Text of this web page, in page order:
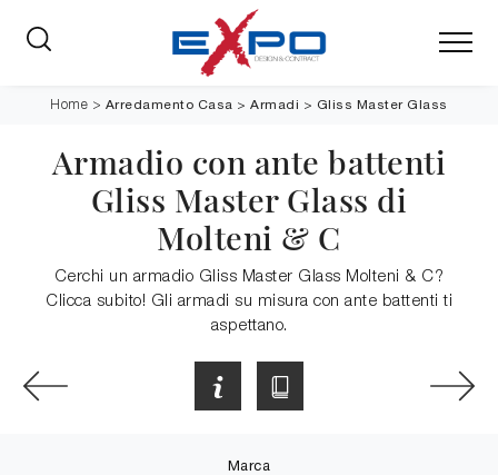
Home > Arredamento Casa >Armadi > Gliss Master Glass
Armadio con ante battenti
Gliss Master Glass di
Molteni & C
Cerchi un armadio Gliss Master Glass Molteni & C?
Clicca subito! Gli armadi su misura con ante battenti ti
aspettano.
Marca